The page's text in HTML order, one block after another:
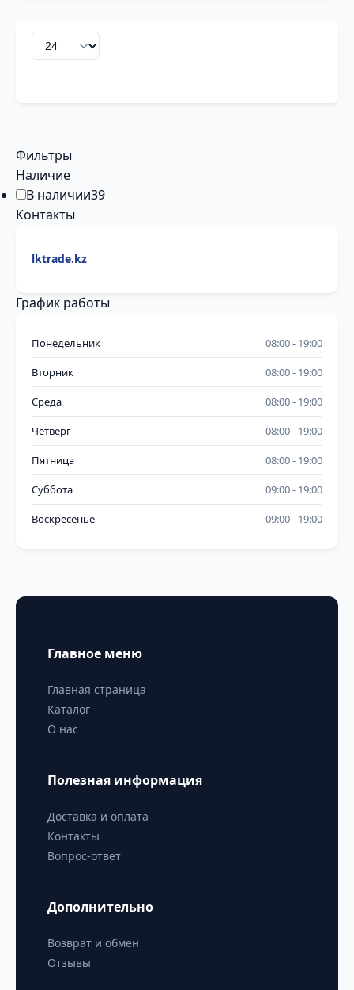
Фильтры
Наличие
В наличии39
Контакты
lktrade.kz
График работы
Понедельник 08:00 19:00
Вторник 08:00 19:00
Среда 08:00 19:00
Четверг 08:00 19:00
Пятница 08:00 19:00
Суббота 09:00 19:00
Воскресенье 09:00 19:00
Главное меню
Главная страница
Каталог
О нас
Полезная информация
Доставка и оплата
Контакты
Вопрос-ответ
Дополнительно
Возврат и обмен
Отзывы